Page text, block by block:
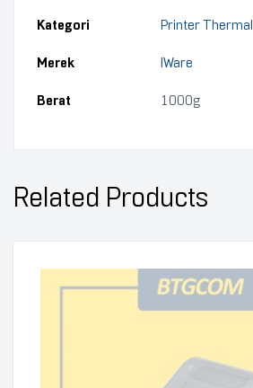
Kategori Printer Thermal
Merek IWare
Berat 1000g
Related Products